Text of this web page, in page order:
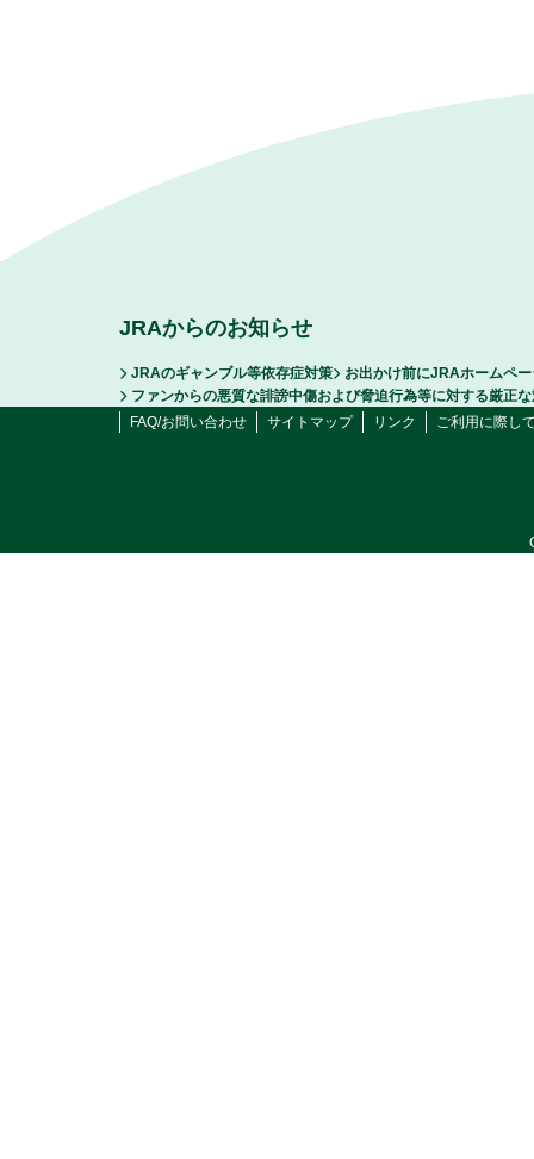
JRAからのお知らせ
JRAのギャンブル等依存症対策
お出かけ前にJRAホームペ
ファンからの悪質な誹謗中傷および脅迫行為等に対する厳正
FAQ/お問い合わせ
サイトマップ リンク ご利用に際し